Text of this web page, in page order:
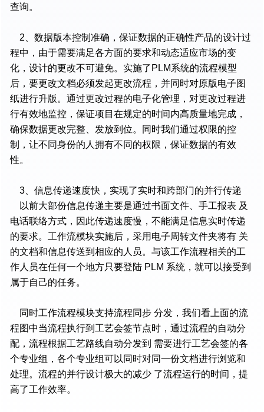
查询。
2、数据版本控制准确，保证数据的正确性产品的设计过
程中，由于需要满足各方面的要求和动态适应市场的变
化，设计的更改不可避免。实施了PLM系统的流程模型
后，要更改文档必须发起更改流程，并同时对原版电子图
纸进行升版。通过更改过程的电子化管理，对更改过程进
行有效地监控，保证项目在规定的时间内高质量地完成，
确保数据更改完整、发放到位。同时我们通过权限的控
制，让不同身份的人拥有不同的权限，保证数据的有效
性。
3、信息传递速度快，实现了实时和跨部门的并行传递
以前大部份信息传递主要是通过书面文件、手工报表 及
电话联络方式，因此传递速度慢，不能满足信息实时传递
的要求。工作流模块实施后，采用电子周转文件夹将有 关
的文档和信息传送到相应的人员。与该工作流程相关的工
作人员在任何一个地方只要登陆 PLM 系统，就可以接受到
属于自己的任务。
同时工作流程模块支持流程同步 分发，我们看上面的流
程图中当流程执行到工艺会签节点时，通过流程的自动分
配，流程根据工艺路线自动分发到 需要进行工艺会签的各
个专业组，各个专业组可以同时对同一份文档进行浏览和
处理。流程的并行设计极大的减少 了流程运行的时间，提
高了工作效率。